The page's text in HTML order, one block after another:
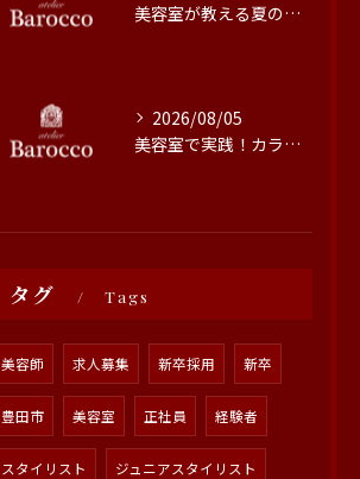
美容室が教える夏の髪質改善術
2026/08/05
美容室で実践！カラーの色持ちを高める方法
タグ Tags
美容師 求人募集 新卒採用 新卒
豊田市 美容室 正社員 経験者
スタイリスト ジュニアスタイリスト